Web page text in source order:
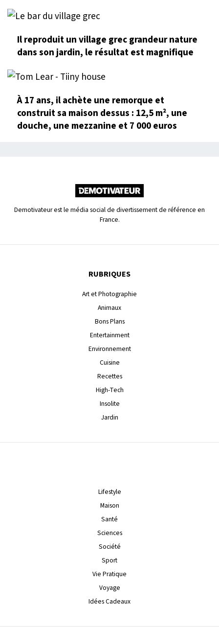
Il reproduit un village grec grandeur nature
dans son jardin, le résultat est magnifique
À 17 ans, il achète une remorque et
construit sa maison dessus : 12,5 m², une
douche, une mezzanine et 7 000 euros
Demotivateur est le média social de divertissement de référence en
France.
RUBRIQUES
Art et Photographie
Animaux
Bons Plans
Entertainment
Environnement
Cuisine
Recettes
High-Tech
Insolite
Jardin
Lifestyle
Maison
Santé
Sciences
Société
Sport
Vie Pratique
Voyage
Idées Cadeaux